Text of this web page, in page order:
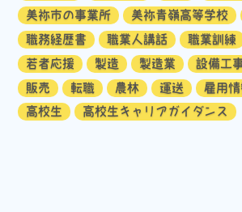
美祢市の事業所
美祢青嶺高等学校
職務経歴書
職業人講話 職業訓練
若者応援
製造 製造業 設備工
販売
転職 農林 運送 雇用
高校生
高校生キャリアガイダンス